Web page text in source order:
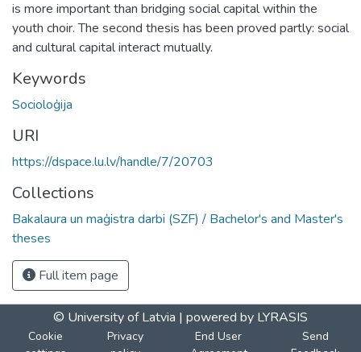
is more important than bridging social capital within the
youth choir. The second thesis has been proved partly: social
and cultural capital interact mutually.
Keywords
Socioloģija
URI
https://dspace.lu.lv/handle/7/20703
Collections
Bakalaura un maģistra darbi (SZF) / Bachelor's and Master's
theses
Full item page
© University of Latvia | powered by LYRASIS
Cookie
Privacy
End User
Send